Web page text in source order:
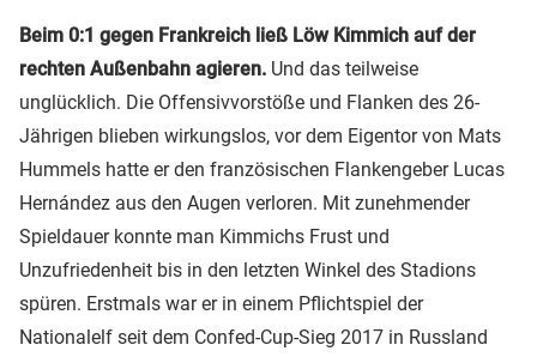
Beim 0:1 gegen Frankreich ließ Löw Kimmich auf der
rechten Außenbahn agieren. Und das teilweise
unglücklich. Die Offensivvorstöße und Flanken des 26-
Jährigen blieben wirkungslos, vor dem Eigentor von Mats
Hummels hatte er den französischen Flankengeber Lucas
Hernández aus den Augen verloren. Mit zunehmender
Spieldauer konnte man Kimmichs Frust und
Unzufriedenheit bis in den letzten Winkel des Stadions
spüren. Erstmals war er in einem Pflichtspiel der
Nationalelf seit dem Confed-Cup-Sieg 2017 in Russland